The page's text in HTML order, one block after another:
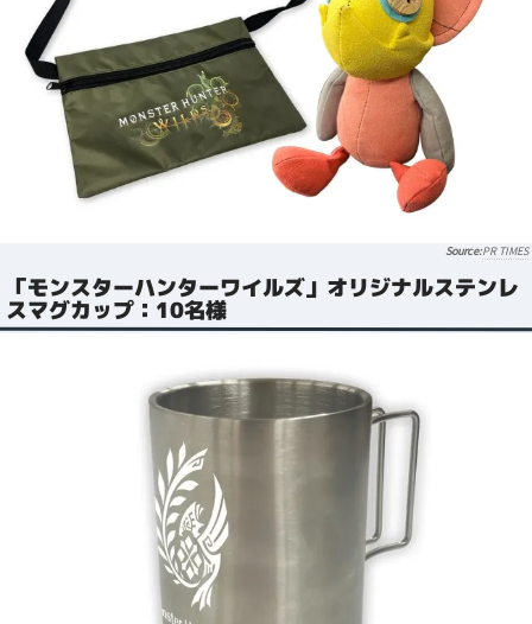
PR TIMES
「モンスターハンターワイルズ」オリジナルステンレ
スマグカップ：10名様